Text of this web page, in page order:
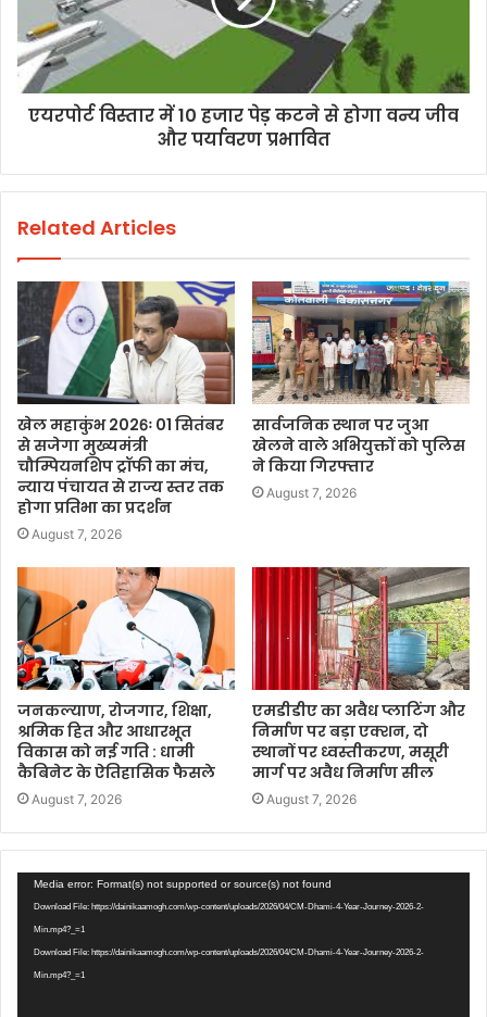
एयरपोर्ट विस्तार में 10 हजार पेड़ कटने से होगा वन्य जीव
और पर्यावरण प्रभावित
Related Articles
खेल महाकुंभ 2026ः 01 सितंबर
से सजेगा मुख्यमंत्री
चौम्पियनशिप ट्रॉफी का मंच,
न्याय पंचायत से राज्य स्तर तक
होगा प्रतिभा का प्रदर्शन
August 7, 2026
सार्वजनिक स्थान पर जुआ
खेलने वाले अभियुक्तों को पुलिस
ने किया गिरफ्तार
August 7, 2026
जनकल्याण, रोजगार, शिक्षा,
श्रमिक हित और आधारभूत
विकास को नई गति : धामी
कैबिनेट के ऐतिहासिक फैसले
August 7, 2026
एमडीडीए का अवैध प्लाटिंग और
निर्माण पर बड़ा एक्शन, दो
स्थानों पर ध्वस्तीकरण, मसूरी
मार्ग पर अवैध निर्माण सील
August 7, 2026
Video
Player
Media error: Format(s) not supported or source(s) not found
Download File: https://dainikaamogh.com/wp-content/uploads/2026/04/CM-Dhami-4-Year-Journey-2026-2-
Min.mp4?_=1
Download File: https://dainikaamogh.com/wp-content/uploads/2026/04/CM-Dhami-4-Year-Journey-2026-2-
Min.mp4?_=1